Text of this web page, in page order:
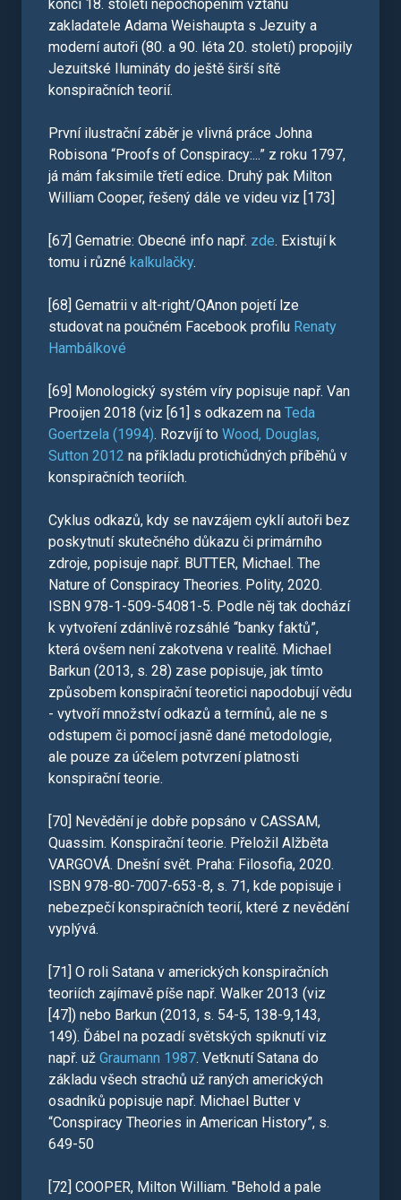
konci 18. století nepochopením vztahu
zakladatele Adama Weishaupta s Jezuity a
moderní autoři (80. a 90. léta 20. století) propojily
Jezuitské Ilumináty do ještě širší sítě
konspiračních teorií.
První ilustrační záběr je vlivná práce Johna
Robisona “Proofs of Conspiracy:...” z roku 1797,
já mám faksimile třetí edice. Druhý pak Milton
William Cooper, řešený dále ve videu viz [173]
[67] Gematrie: Obecné info např. zde. Existují k
tomu i různé kalkulačky.
[68] Gematrii v alt-right/QAnon pojetí lze
studovat na poučném Facebook profilu Renaty
Hambálkové
[69] Monologický systém víry popisuje např. Van
Prooijen 2018 (viz [61] s odkazem na Teda
Goertzela (1994). Rozvíjí to Wood, Douglas,
Sutton 2012 na příkladu protichůdných příběhů v
konspiračních teoriích.
Cyklus odkazů, kdy se navzájem cyklí autoři bez
poskytnutí skutečného důkazu či primárního
zdroje, popisuje např. BUTTER, Michael. The
Nature of Conspiracy Theories. Polity, 2020.
ISBN 978-1-509-54081-5. Podle něj tak dochází
k vytvoření zdánlivě rozsáhlé “banky faktů”,
která ovšem není zakotvena v realitě. Michael
Barkun (2013, s. 28) zase popisuje, jak tímto
způsobem konspirační teoretici napodobují vědu
- vytvoří množství odkazů a termínů, ale ne s
odstupem či pomocí jasně dané metodologie,
ale pouze za účelem potvrzení platnosti
konspirační teorie.
[70] Nevědění je dobře popsáno v CASSAM,
Quassim. Konspirační teorie. Přeložil Alžběta
VARGOVÁ. Dnešní svět. Praha: Filosofia, 2020.
ISBN 978-80-7007-653-8, s. 71, kde popisuje i
nebezpečí konspiračních teorií, které z nevědění
vyplývá.
[71] O roli Satana v amerických konspiračních
teoriích zajímavě píše např. Walker 2013 (viz
[47]) nebo Barkun (2013, s. 54-5, 138-9,143,
149). Ďábel na pozadí světských spiknutí viz
např. už Graumann 1987. Vetknutí Satana do
základu všech strachů už raných amerických
osadníků popisuje např. Michael Butter v
“Conspiracy Theories in American History”, s.
649-50
[72] COOPER, Milton William. "Behold a pale